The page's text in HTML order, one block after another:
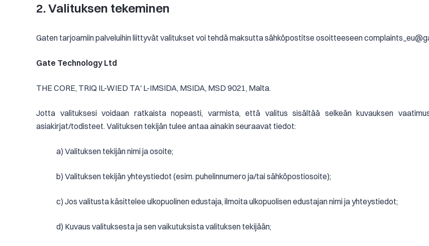
2. Valituksen tekeminen
Gaten tarjoamiin palveluihin liittyvät valitukset voi tehdä maksutta sähköpostitse osoitteeseen
Gate Technology Ltd
THE CORE, TRIQ IL-WIED TA' L-IMSIDA, MSIDA, MSD 9021, Malta.
Jotta valituksesi voidaan ratkaista nopeasti, varmista, että valitus sisältää selkeän kuvauksen
asiakirjat/todisteet. Valituksen tekijän tulee antaa ainakin seuraavat tiedot:
a) Valituksen tekijän nimi ja osoite;
b) Valituksen tekijän yhteystiedot (esim. puhelinnumero ja/tai sähköpostiosoite);
c) Jos valitusta käsittelee ulkopuolinen edustaja, ilmoita ulkopuolisen edustajan nimi ja yhteystiedot;
d) Kuvaus valituksesta ja sen vaikutuksista valituksen tekijään;